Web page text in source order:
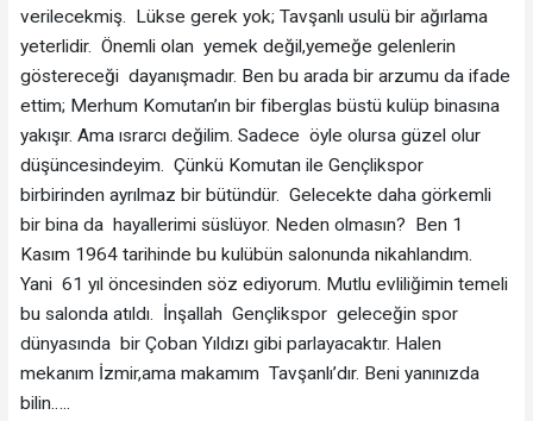
verilecekmiş. Lükse gerek yok; Tavşanlı usulü bir ağırlama
yeterlidir. Önemli olan yemek değil,yemeğe gelenlerin
göstereceği dayanışmadır. Ben bu arada bir arzumu da ifade
ettim; Merhum Komutan’ın bir fiberglas büstü kulüp binasına
yakışır. Ama ısrarcı değilim. Sadece öyle olursa güzel olur
düşüncesindeyim. Çünkü Komutan ile Gençlikspor
birbirinden ayrılmaz bir bütündür. Gelecekte daha görkemli
bir bina da hayallerimi süslüyor. Neden olmasın? Ben 1
Kasım 1964 tarihinde bu kulübün salonunda nikahlandım.
Yani 61 yıl öncesinden söz ediyorum. Mutlu evliliğimin temeli
bu salonda atıldı. İnşallah Gençlikspor geleceğin spor
dünyasında bir Çoban Yıldızı gibi parlayacaktır. Halen
mekanım İzmir,ama makamım Tavşanlı’dır. Beni yanınızda
bilin…..